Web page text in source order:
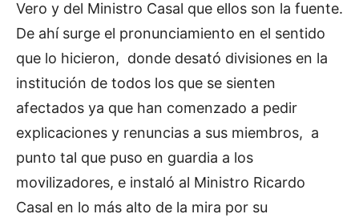
Vero y del Ministro Casal que ellos son la fuente.
De ahí surge el pronunciamiento en el sentido
que lo hicieron, donde desató divisiones en la
institución de todos los que se sienten
afectados ya que han comenzado a pedir
explicaciones y renuncias a sus miembros, a
punto tal que puso en guardia a los
movilizadores, e instaló al Ministro Ricardo
Casal en lo más alto de la mira por su